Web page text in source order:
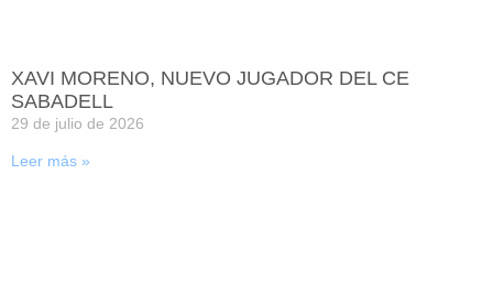
XAVI MORENO, NUEVO JUGADOR DEL CE
SABADELL
29 de julio de 2026
Leer más »